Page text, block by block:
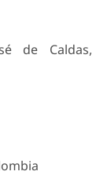
de Caldas,